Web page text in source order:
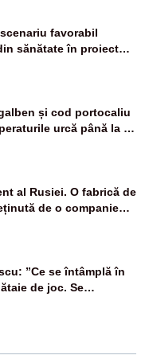
favorabil
sănătate în proiectul
și cod portocaliu
urcă până la 38
devin tropicale
al Rusiei. O fabrică de
de o companie
de o rachetă
”Ce se întâmplă în
de joc. Se
de prost”